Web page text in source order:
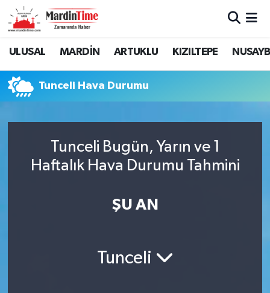
ULUSAL MARDİN ARTUKLU KIZILTEPE
Tunceli Hava Durumu
Tunceli Bugün, Yarın ve 1
Haftalık Hava Durumu Tahmini
ŞU AN
Tunceli
Mardin Nöbetçi Eczaneler
Mardin Trafik Yoğunluk Haritası
Süper Lig Puan Durumu ve Fikstür